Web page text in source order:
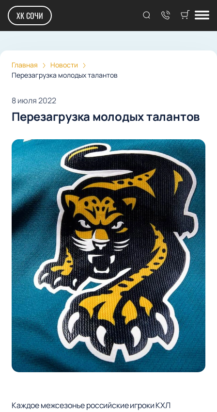
ХК СОЧИ
Главная
Новости
Перезагрузка молодых талантов
8 июля 2022
Перезагрузка молодых талантов
Каждое межсезонье российские игроки КХЛ